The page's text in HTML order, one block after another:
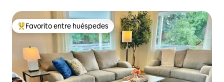
Favorito entre huéspedes preferido
Favorito entre huéspedes